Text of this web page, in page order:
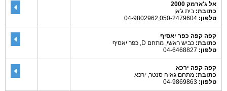
אל ג'ארמק 2000
כתובת: בית ג'אן
טלפון:
קפה קפה כפר יאסיף
כתובת: כביש ראשי, מתחם D, כפר יאסיף
טלפון:
קפה קפה ירכא
כתובת: מתחם גאיה סנטר, ירכא
טלפון: